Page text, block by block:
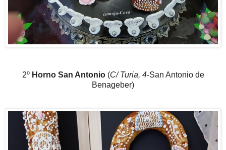
2º Horno San Antonio(C/ Turia, 4-San Antonio de
Benageber)